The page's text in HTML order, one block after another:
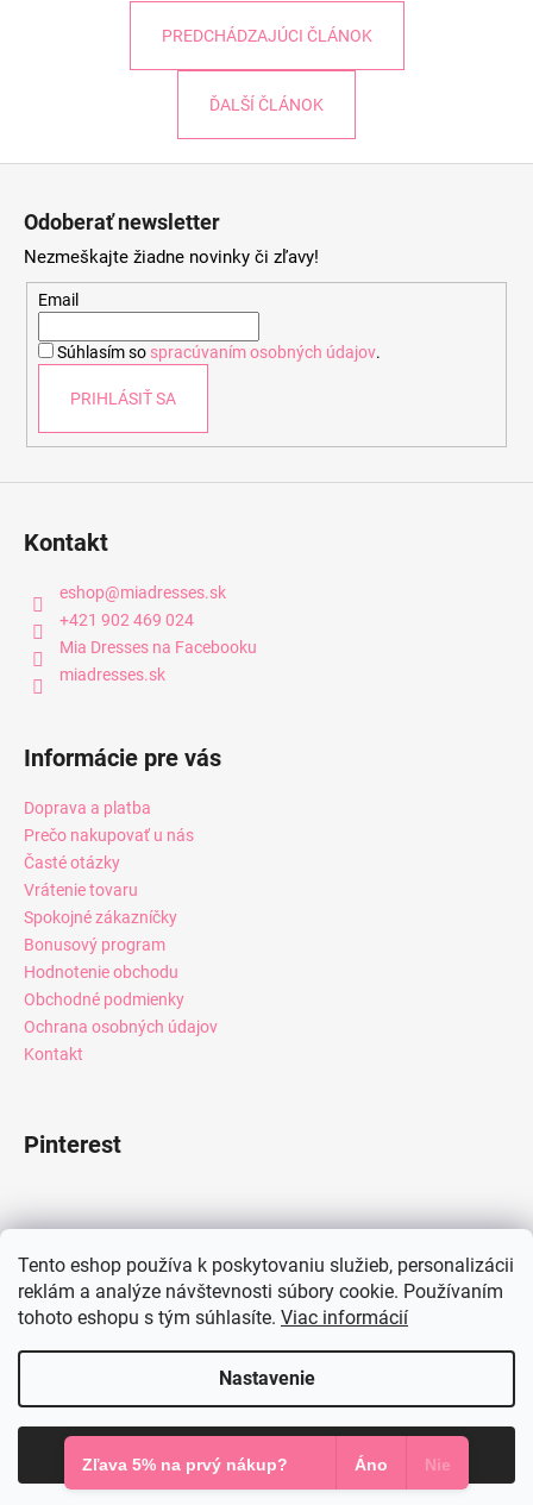
Tento eshop používa k poskytovaniu služieb, personalizácii
reklám a analýze návštevnosti súbory cookie. Používaním
tohoto eshopu s tým súhlasíte. Viac informácií
Nastavenie
Súhlasím
PREDCHÁDZAJÚCI ČLÁNOK
ĎALŠÍ ČLÁNOK
Odoberať newsletter
Nezmeškajte žiadne novinky či zľavy!
Email
Súhlasím so spracúvaním osobných údajov.
PRIHLÁSIŤ SA
Kontakt
eshop@miadresses.sk
+421 902 469 024
Mia Dresses na Facebooku
miadresses.sk
Informácie pre vás
Doprava a platba
Prečo nakupovať u nás
Časté otázky
Vrátenie tovaru
Spokojné zákazníčky
Bonusový program
Hodnotenie obchodu
Obchodné podmienky
Ochrana osobných údajov
Kontakt
Pinterest
Instagram
Copyright 2026
Mia Dresses . Všetky práva vyhradené.
Zľava 5% na prvý nákup? Áno Nie